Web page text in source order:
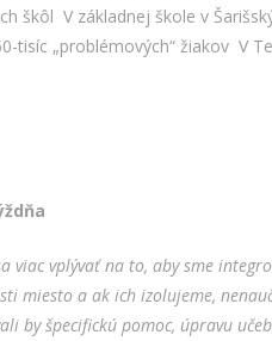
škôl V základnej škole v
tisíc „problémových“ žiakov V
viac vplývať na to, aby sme
miesto a ak ich izolujeme,
by špecifickú pomoc, úpravu